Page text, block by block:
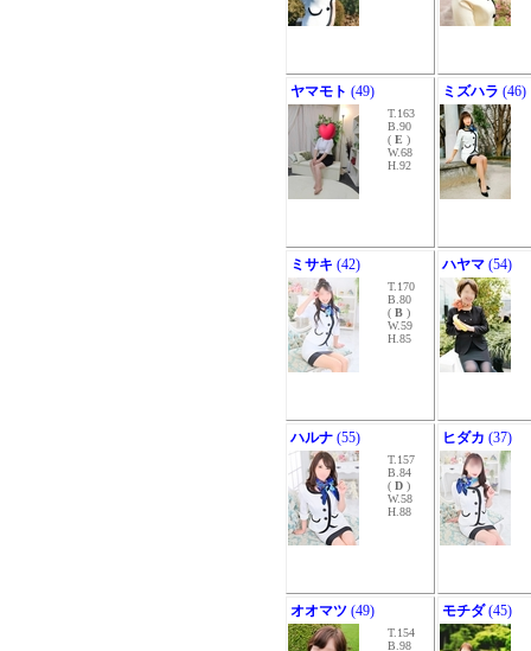
ヤマモト (49)
T.163
B.90
( E )
W.68
H.92
ミズハラ (46)
ミサキ (42)
T.170
B.80
( B )
W.59
H.85
ハヤマ (54)
ハルナ (55)
T.157
B.84
( D )
W.58
H.88
ヒダカ (37)
オオマツ (49)
T.154
B.98
モチダ(45)